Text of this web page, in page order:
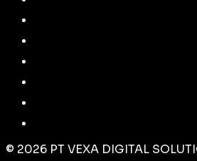
© 2026 PT VEXA DIGITAL